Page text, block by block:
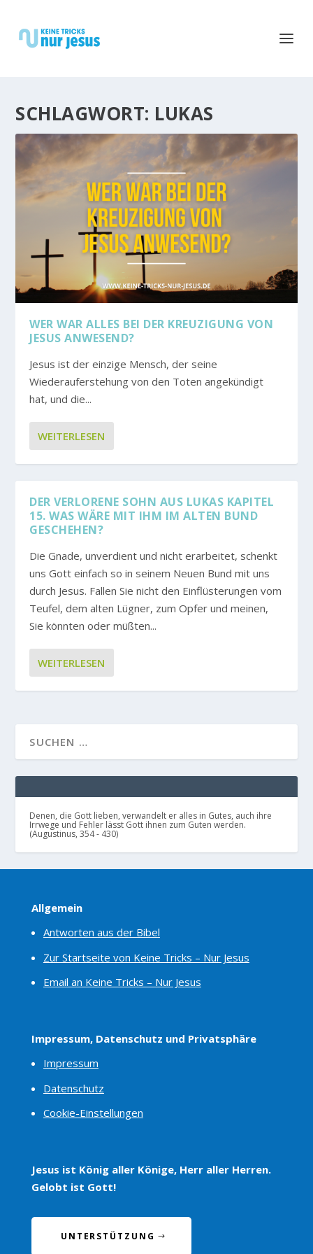
SCHLAGWORT: LUKAS
WER WAR ALLES BEI DER KREUZIGUNG VON
JESUS ANWESEND?
Jesus ist der einzige Mensch, der seine
Wiederauferstehung von den Toten angekündigt
hat, und die...
WEITERLESEN
DER VERLORENE SOHN AUS LUKAS KAPITEL
15. WAS WÄRE MIT IHM IM ALTEN BUND
GESCHEHEN?
Die Gnade, unverdient und nicht erarbeitet, schenkt
uns Gott einfach so in seinem Neuen Bund mit uns
durch Jesus. Fallen Sie nicht den Einflüsterungen vom
Teufel, dem alten Lügner, zum Opfer und meinen,
Sie könnten oder müßten...
WEITERLESEN
Denen, die Gott lieben, verwandelt er alles in Gutes, auch ihre
Irrwege und Fehler lässt Gott ihnen zum Guten werden.
(Augustinus, 354 - 430)
Allgemein
Antworten aus der Bibel
Zur Startseite von Keine Tricks – Nur Jesus
Email an Keine Tricks – Nur Jesus
Impressum, Datenschutz und Privatsphäre
Impressum
Datenschutz
Cookie-Einstellungen
Jesus ist König aller Könige, Herr aller Herren.
Gelobt ist Gott!
UNTERSTÜTZUNG